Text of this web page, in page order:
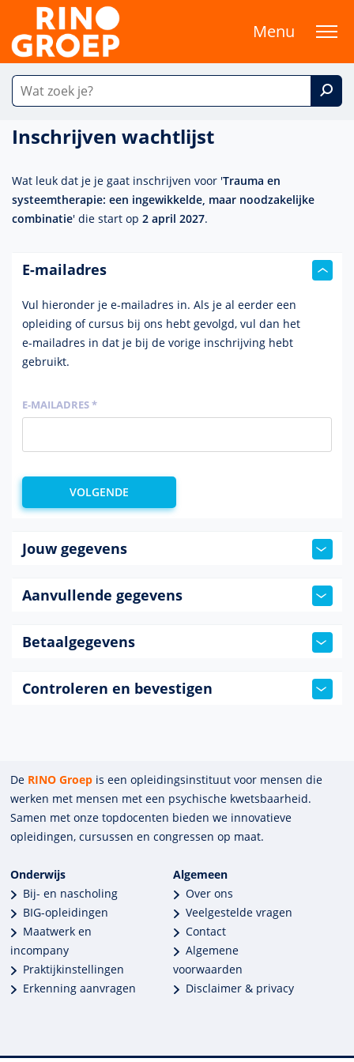
Menu
Inschrijven wachtlijst
Wat leuk dat je je gaat inschrijven voor 'Trauma en
systeemtherapie: een ingewikkelde, maar noodzakelijke
combinatie' die start op 2 april 2027.
E-mailadres
Vul hieronder je e-mailadres in. Als je al eerder een
opleiding of cursus bij ons hebt gevolgd, vul dan het
e-mailadres in dat je bij de vorige inschrijving hebt
gebruikt.
E-MAILADRES *
Jouw gegevens
Aanvullende gegevens
Betaalgegevens
Controleren en bevestigen
De RINO Groep is een opleidings­insti­tuut voor mensen die
werken met mensen met een psychische kwets­baar­heid.
Samen met onze top­docenten bieden we innova­tieve
opleidingen, cursussen en congres­sen op maat.
Onderwijs
Bij- en nascholing
BIG-opleidingen
Maatwerk en
incompany
Praktijkinstellingen
Erkenning aanvragen
Algemeen
Over ons
Veelgestelde vragen
Contact
Algemene
voorwaarden
Disclaimer & privacy